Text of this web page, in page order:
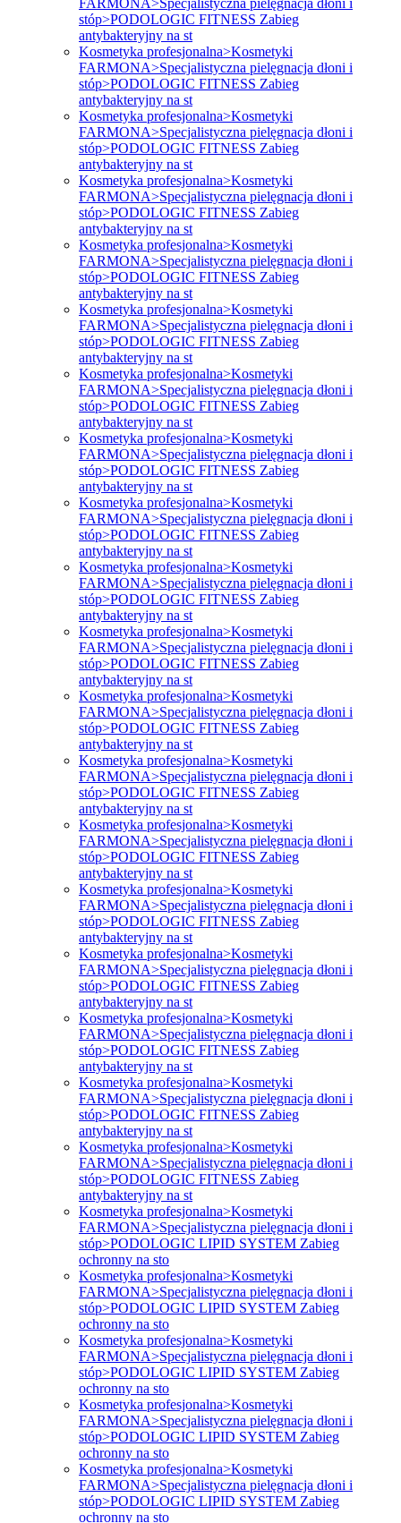
stóp>PODOLOGIC FITNESS Zabieg
antybakteryjny na st
Kosmetyka profesjonalna>Kosmetyki
FARMONA>Specjalistyczna pielęgnacja dłoni i
stóp>PODOLOGIC FITNESS Zabieg
antybakteryjny na st
Kosmetyka profesjonalna>Kosmetyki
FARMONA>Specjalistyczna pielęgnacja dłoni i
stóp>PODOLOGIC FITNESS Zabieg
antybakteryjny na st
Kosmetyka profesjonalna>Kosmetyki
FARMONA>Specjalistyczna pielęgnacja dłoni i
stóp>PODOLOGIC FITNESS Zabieg
antybakteryjny na st
Kosmetyka profesjonalna>Kosmetyki
FARMONA>Specjalistyczna pielęgnacja dłoni i
stóp>PODOLOGIC FITNESS Zabieg
antybakteryjny na st
Kosmetyka profesjonalna>Kosmetyki
FARMONA>Specjalistyczna pielęgnacja dłoni i
stóp>PODOLOGIC FITNESS Zabieg
antybakteryjny na st
Kosmetyka profesjonalna>Kosmetyki
FARMONA>Specjalistyczna pielęgnacja dłoni i
stóp>PODOLOGIC FITNESS Zabieg
antybakteryjny na st
Kosmetyka profesjonalna>Kosmetyki
FARMONA>Specjalistyczna pielęgnacja dłoni i
stóp>PODOLOGIC FITNESS Zabieg
antybakteryjny na st
Kosmetyka profesjonalna>Kosmetyki
FARMONA>Specjalistyczna pielęgnacja dłoni i
stóp>PODOLOGIC FITNESS Zabieg
antybakteryjny na st
Kosmetyka profesjonalna>Kosmetyki
FARMONA>Specjalistyczna pielęgnacja dłoni i
stóp>PODOLOGIC FITNESS Zabieg
antybakteryjny na st
Kosmetyka profesjonalna>Kosmetyki
FARMONA>Specjalistyczna pielęgnacja dłoni i
stóp>PODOLOGIC FITNESS Zabieg
antybakteryjny na st
Kosmetyka profesjonalna>Kosmetyki
FARMONA>Specjalistyczna pielęgnacja dłoni i
stóp>PODOLOGIC FITNESS Zabieg
antybakteryjny na st
Kosmetyka profesjonalna>Kosmetyki
FARMONA>Specjalistyczna pielęgnacja dłoni i
stóp>PODOLOGIC FITNESS Zabieg
antybakteryjny na st
Kosmetyka profesjonalna>Kosmetyki
FARMONA>Specjalistyczna pielęgnacja dłoni i
stóp>PODOLOGIC FITNESS Zabieg
antybakteryjny na st
Kosmetyka profesjonalna>Kosmetyki
FARMONA>Specjalistyczna pielęgnacja dłoni i
stóp>PODOLOGIC FITNESS Zabieg
antybakteryjny na st
Kosmetyka profesjonalna>Kosmetyki
FARMONA>Specjalistyczna pielęgnacja dłoni i
stóp>PODOLOGIC FITNESS Zabieg
antybakteryjny na st
Kosmetyka profesjonalna>Kosmetyki
FARMONA>Specjalistyczna pielęgnacja dłoni i
stóp>PODOLOGIC FITNESS Zabieg
antybakteryjny na st
Kosmetyka profesjonalna>Kosmetyki
FARMONA>Specjalistyczna pielęgnacja dłoni i
stóp>PODOLOGIC FITNESS Zabieg
antybakteryjny na st
Kosmetyka profesjonalna>Kosmetyki
FARMONA>Specjalistyczna pielęgnacja dłoni i
stóp>PODOLOGIC FITNESS Zabieg
antybakteryjny na st
Kosmetyka profesjonalna>Kosmetyki
FARMONA>Specjalistyczna pielęgnacja dłoni i
stóp>PODOLOGIC LIPID SYSTEM Zabieg
ochronny na sto
Kosmetyka profesjonalna>Kosmetyki
FARMONA>Specjalistyczna pielęgnacja dłoni i
stóp>PODOLOGIC LIPID SYSTEM Zabieg
ochronny na sto
Kosmetyka profesjonalna>Kosmetyki
FARMONA>Specjalistyczna pielęgnacja dłoni i
stóp>PODOLOGIC LIPID SYSTEM Zabieg
ochronny na sto
Kosmetyka profesjonalna>Kosmetyki
FARMONA>Specjalistyczna pielęgnacja dłoni i
stóp>PODOLOGIC LIPID SYSTEM Zabieg
ochronny na sto
Kosmetyka profesjonalna>Kosmetyki
FARMONA>Specjalistyczna pielęgnacja dłoni i
stóp>PODOLOGIC LIPID SYSTEM Zabieg
ochronny na sto